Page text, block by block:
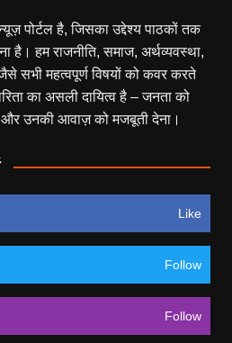
पोर्टल है, जिसका उद्देश्य पाठकों तक
है। हम राजनीति, समाज, अर्थव्यवस्था,
सभी महत्वपूर्ण विषयों को कवर करते
का असली दायित्व है – जनता को
और उनकी आवाज़ को मजबूती देना।
Like
Follow
Follow